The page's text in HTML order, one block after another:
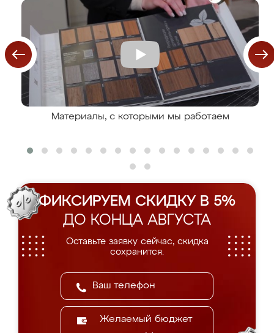
Материалы, с которыми мы работаем
ФИКСИРУЕМ СКИДКУ В 5%
ДО КОНЦА АВГУСТА
Оставьте заявку сейчас, скидка
сохранится.
Желаемый бюджет